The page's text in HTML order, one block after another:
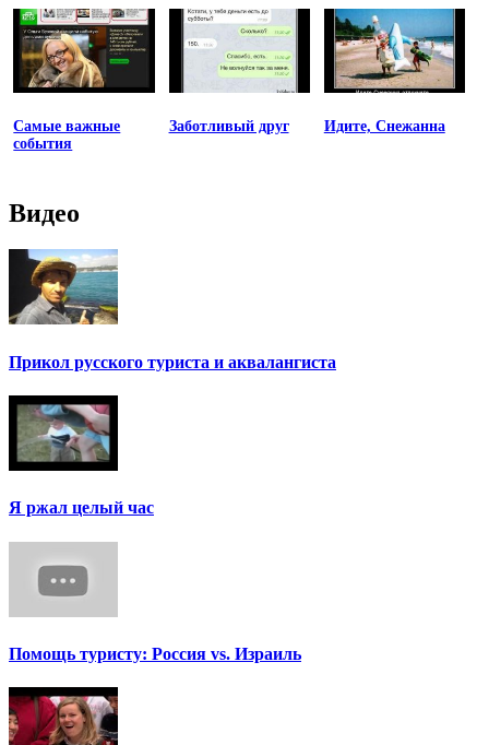
Самые важные
события
Заботливый друг Идите, Снежанна
Видео
Прикол русского туриста и аквалангиста
Я ржал целый час
Помощь туристу: Россия vs. Израиль